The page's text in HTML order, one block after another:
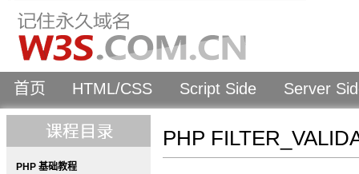
首页 HTML/CSS Script Side Server
PHP 基础教程
PHP